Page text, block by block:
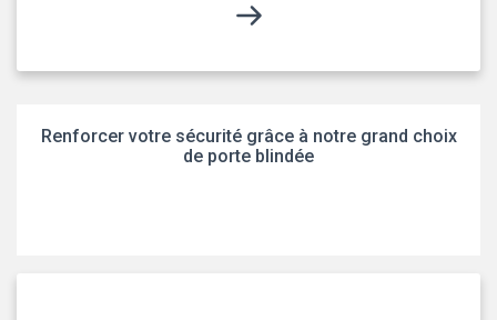
Renforcer votre sécurité grâce à notre grand choix
de porte blindée